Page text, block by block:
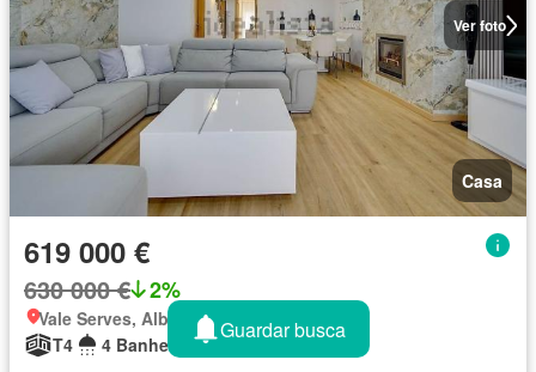
Ver foto
Casa
619 000 €
630 000 € 2%
Vale Serves, Albufeira
T4
4 Banheiros 307 m²
Guardar busca